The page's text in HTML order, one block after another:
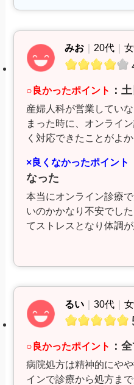
みお 20代 ｜
○良かったポイント ：
産婦人科が営業してい
まった時に、オンライ
く対応できたことがよか
×良くなかったポイント
なった
本当にオンライン診療
いのかかなり不安でし
てストレスとなり体調が
るい ｜30代 ｜
○良かったポイント ：
病院処方は精神的にや
インで診療から処方ま